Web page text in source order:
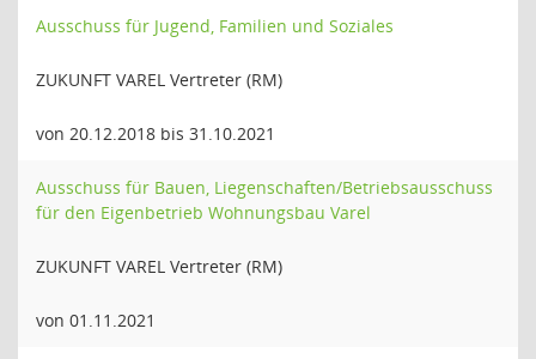
Ausschuss für Jugend, Familien und Soziales
ZUKUNFT VAREL Vertreter (RM)
von 20.12.2018 bis 31.10.2021
Ausschuss für Bauen, Liegenschaften/Betriebsausschuss
für den Eigenbetrieb Wohnungsbau Varel
ZUKUNFT VAREL Vertreter (RM)
von 01.11.2021